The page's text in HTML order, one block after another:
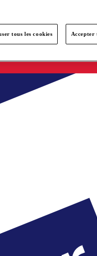
tous les cookies Accepter